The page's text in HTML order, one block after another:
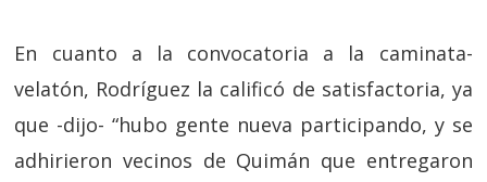
En cuanto a la convocatoria a la caminata-
velatón, Rodríguez la calificó de satisfactoria, ya
que -dijo- “hubo gente nueva participando, y se
adhirieron vecinos de Quimán que entregaron